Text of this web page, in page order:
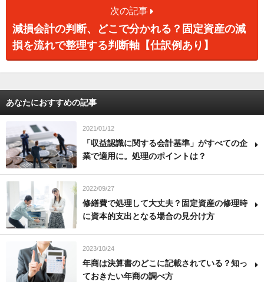
次の記事
減損会計の判断、どこで分かれる？固定資産の減
損を流れで整理する判断軸【仕訳例あり】
あなたにおすすめの記事
2021/01/12
「収益認識に関する会計基準」がすべての企
業で適用に。処理のポイントは？
2022/09/27
修繕費で処理して大丈夫？固定資産の修理時
に資本的支出となる場合の見分け方
2023/10/24
年商は決算書のどこに記載されている？知っ
ておきたい年商の調べ方